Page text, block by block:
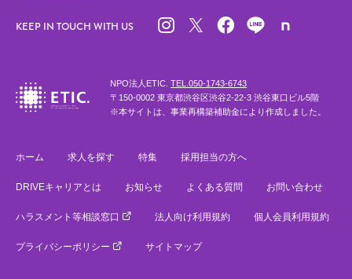
KEEP IN TOUCH WITH US
NPO法人ETIC. TEL.050-1743-6743
〒150-0002 東京都渋谷区渋谷2-22-3 渋谷東口ビル5階
※本サイトは、事業再構築補助金により作成しました。
ホーム 求人を探す 特集 採用担当の方へ
DRIVEキャリアとは お知らせ よくある質問 お問い合わせ
ハラスメント等相談窓口 法人向け利用規約 個人会員利用規約
プライバシーポリシー サイトマップ